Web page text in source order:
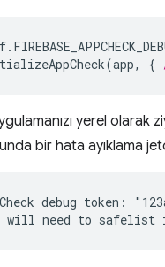
.
(app, {
yerel olarak
bir hata ayıklama
debug token: